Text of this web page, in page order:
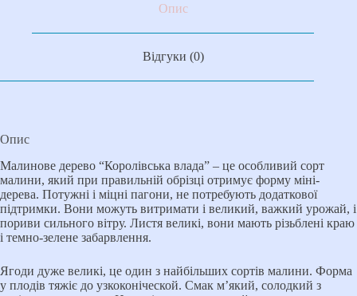
Опис
Відгуки (0)
Опис
Малинове дерево “Королівська влада” – це особливий сорт
малини, який при правильній обрізці отримує форму міні-
дерева. Потужні і міцні пагони, не потребують додаткової
підтримки. Вони можуть витримати і великий, важкий урожай, і
пориви сильного вітру. Листя великі, вони мають різьблені краю
і темно-зелене забарвлення.
Ягоди дуже великі, це один з найбільших сортів малини. Форма
у плодів тяжіє до узкоконіческой. Смак м’який, солодкий з